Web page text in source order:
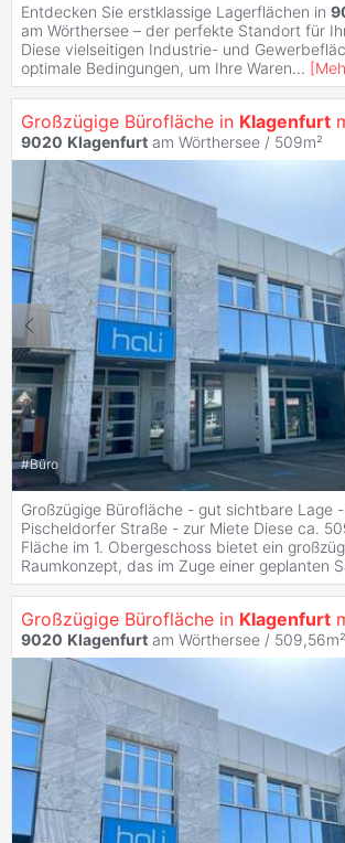
Entdecken Sie erstklassige Lagerflächen in
am Wörthersee – der perfekte Standort für
Diese vielseitigen Industrie- und
optimale Bedingungen, um Ihre Waren... [
Großzügige Bürofläche in Klagenfurt
9020 Klagenfurt am Wörthersee / 509m²
#Büro
Großzügige Bürofläche - gut sichtbare Lage
Pischeldorfer Straße - zur Miete Diese ca.
Fläche im 1. Obergeschoss bietet ein
Raumkonzept, das im Zuge einer geplanten
Großzügige Bürofläche in Klagenfurt
9020 Klagenfurt am Wörthersee / 509,56m²